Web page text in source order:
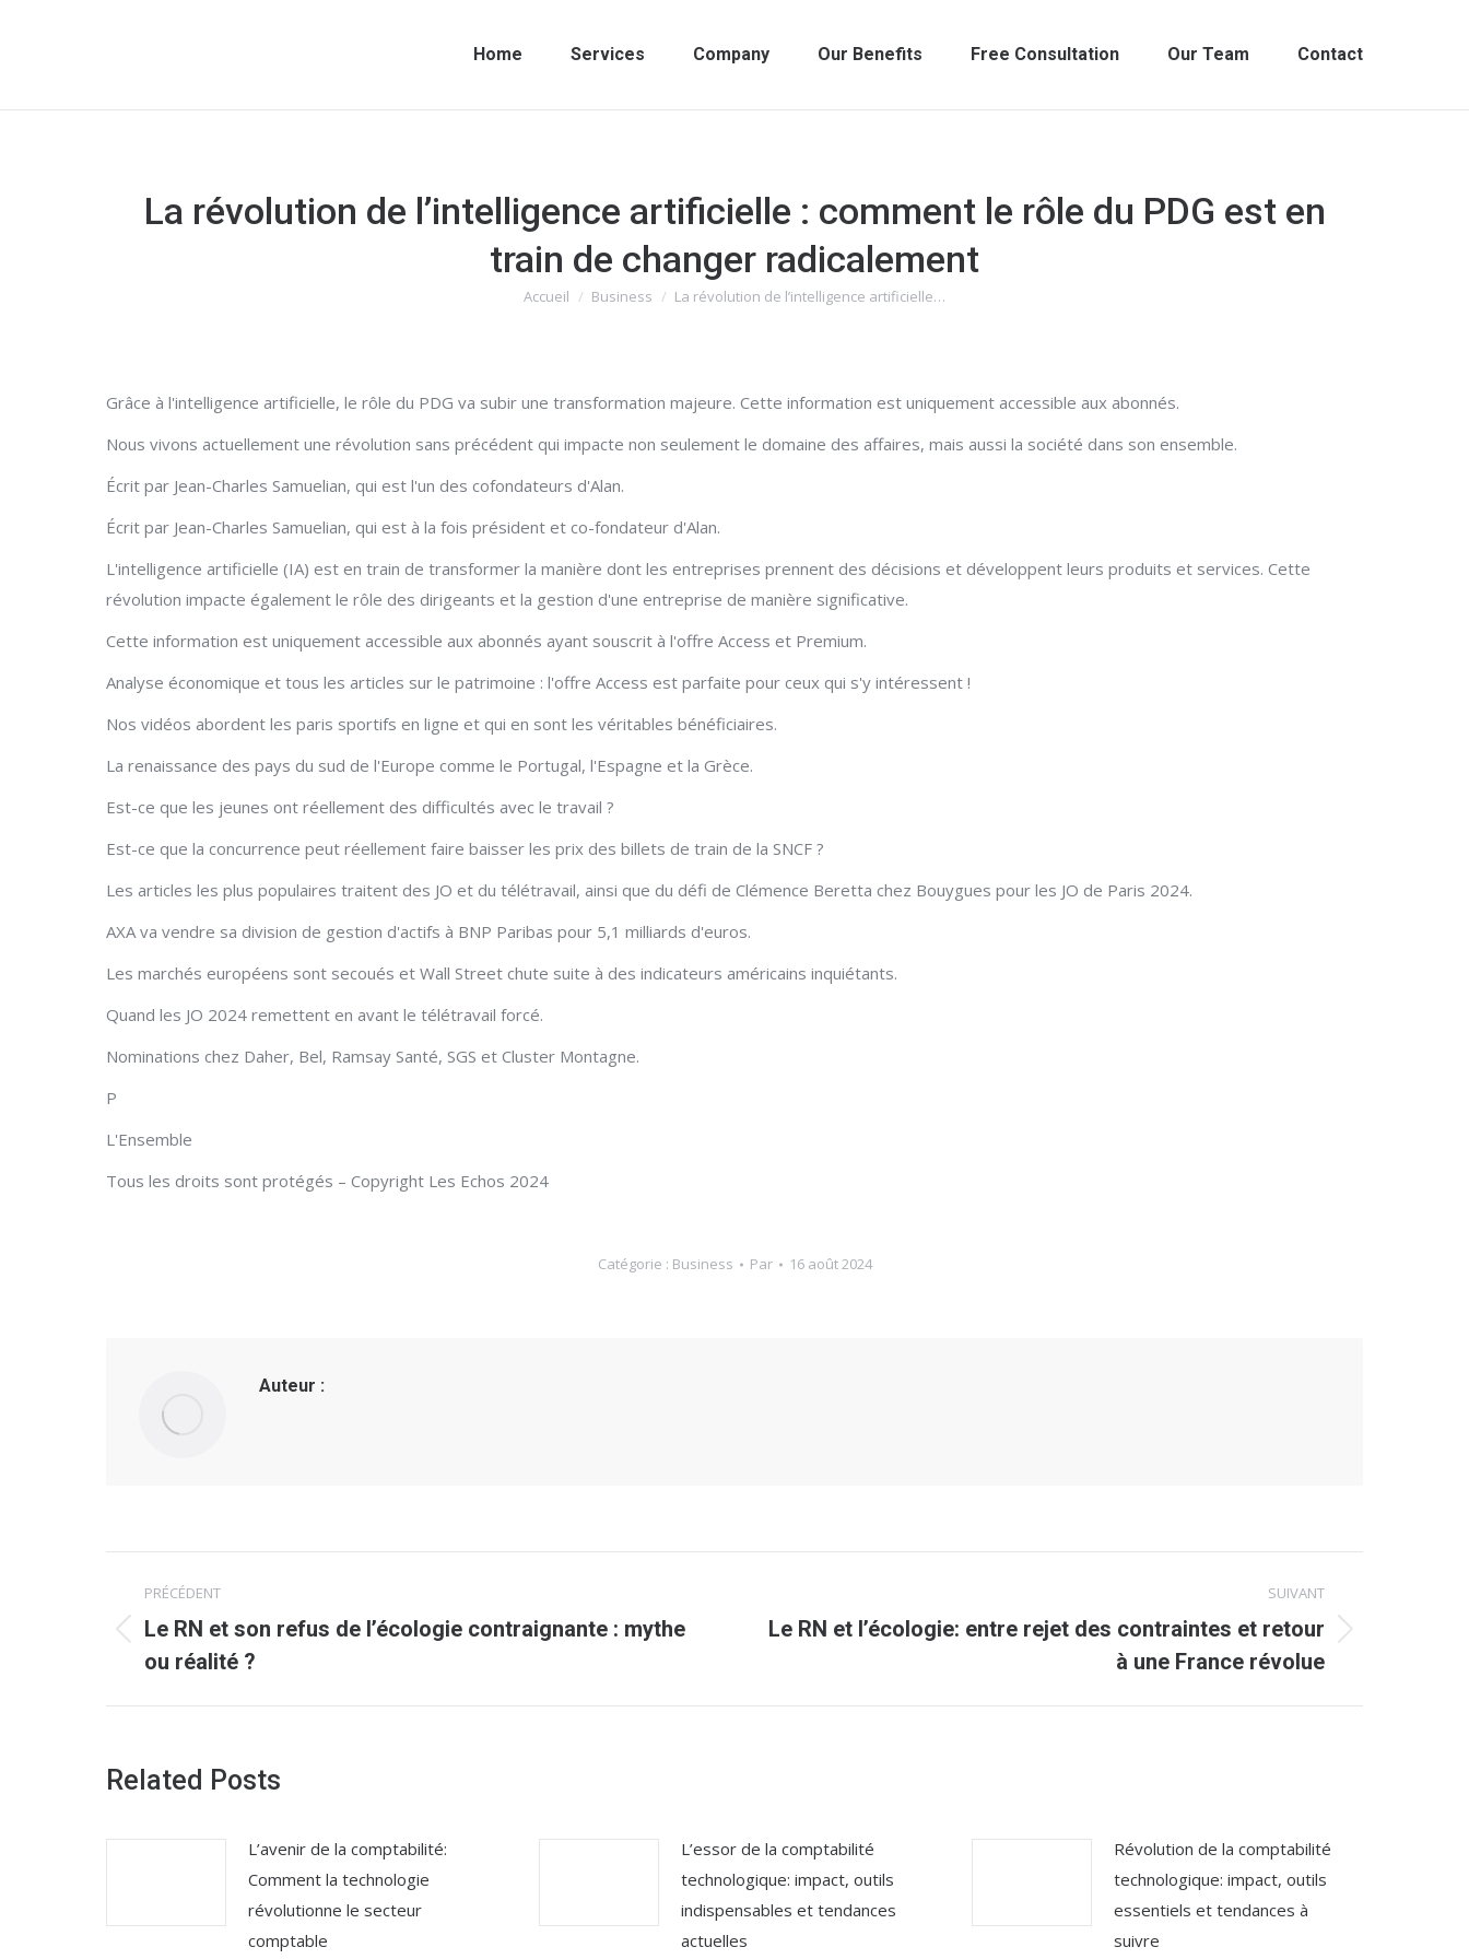
Home Services Company Our Benefits Free Consultation Our Team Contact
La révolution de l’intelligence artificielle : comment le rôle du PDG est en
train de changer radicalement
Vous êtes ici :
Accueil Business La révolution de l’intelligence artificielle…
Grâce à l'intelligence artificielle, le rôle du PDG va subir une transformation majeure. Cette information est uniquement accessible aux abonnés.
Nous vivons actuellement une révolution sans précédent qui impacte non seulement le domaine des affaires, mais aussi la société dans son ensemble.
Écrit par Jean-Charles Samuelian, qui est l'un des cofondateurs d'Alan.
Écrit par Jean-Charles Samuelian, qui est à la fois président et co-fondateur d'Alan.
L'intelligence artificielle (IA) est en train de transformer la manière dont les entreprises prennent des décisions et développent leurs produits et services. Cette
révolution impacte également le rôle des dirigeants et la gestion d'une entreprise de manière significative.
Cette information est uniquement accessible aux abonnés ayant souscrit à l'offre Access et Premium.
Analyse économique et tous les articles sur le patrimoine : l'offre Access est parfaite pour ceux qui s'y intéressent !
Nos vidéos abordent les paris sportifs en ligne et qui en sont les véritables bénéficiaires.
La renaissance des pays du sud de l'Europe comme le Portugal, l'Espagne et la Grèce.
Est-ce que les jeunes ont réellement des difficultés avec le travail ?
Est-ce que la concurrence peut réellement faire baisser les prix des billets de train de la SNCF ?
Les articles les plus populaires traitent des JO et du télétravail, ainsi que du défi de Clémence Beretta chez Bouygues pour les JO de Paris 2024.
AXA va vendre sa division de gestion d'actifs à BNP Paribas pour 5,1 milliards d'euros.
Les marchés européens sont secoués et Wall Street chute suite à des indicateurs américains inquiétants.
Quand les JO 2024 remettent en avant le télétravail forcé.
Nominations chez Daher, Bel, Ramsay Santé, SGS et Cluster Montagne.
P
L'Ensemble
Tous les droits sont protégés – Copyright Les Echos 2024
Catégorie : Business Par 16 août 2024
Auteur :
Navigation
article
PRÉCÉDENT
Article
précédent
:
Le RN et son refus de l’écologie contraignante : mythe
ou réalité ?
SUIVANT
Article
:
Le RN et l’écologie: entre rejet des contraintes et retour
à une France révolue
Related Posts
L’avenir de la comptabilité:
Comment la technologie
révolutionne le secteur
comptable
L’essor de la comptabilité
technologique: impact, outils
indispensables et tendances
actuelles
Révolution de la comptabilité
technologique: impact, outils
essentiels et tendances à
suivre